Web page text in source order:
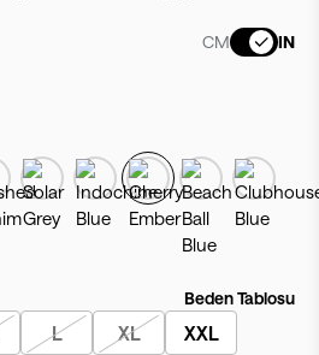
CM IN
Beden Tablosu
L XL XXL